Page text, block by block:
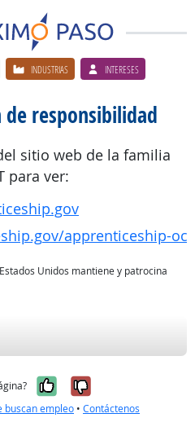
INDUSTRIAS INTERESES
responsibilidad
sitio web de la familia
para ver:
apprenticeship-
Unidos mantiene y patrocina
Sí, fue útil
No, no fue
buscan empleo • Contáctenos